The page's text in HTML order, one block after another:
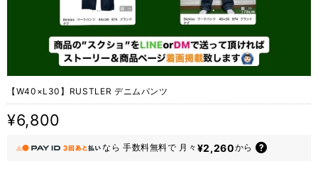
【W40×L30】RUSTLER デニムパンツ
¥6,800
なら 手数料無料で 月々 ¥2,260から